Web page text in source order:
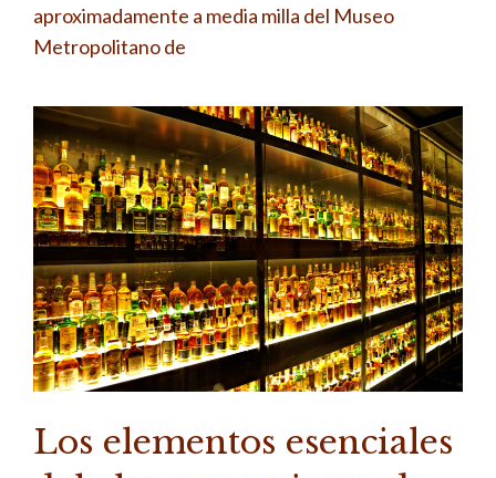
aproximadamente a media milla del Museo
Metropolitano de
Los elementos esenciales